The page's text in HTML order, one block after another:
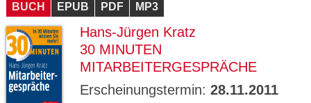
BUCH EPUB PDF MP3
Hans-Jürgen Kratz
30 MINUTEN
MITARBEITERGESPRÄCHE
Erscheinungstermin: 28.11.2011